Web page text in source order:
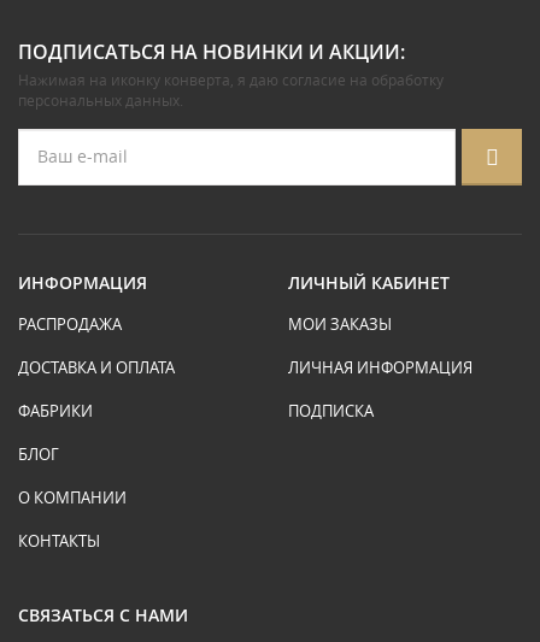
ПОДПИСАТЬСЯ НА НОВИНКИ И АКЦИИ:
Нажимая на иконку конверта, я даю согласие на обработку
персональных данных.
ИНФОРМАЦИЯ
РАСПРОДАЖА
ДОСТАВКА И ОПЛАТА
ФАБРИКИ
БЛОГ
О КОМПАНИИ
КОНТАКТЫ
ЛИЧНЫЙ КАБИНЕТ
МОИ ЗАКАЗЫ
ЛИЧНАЯ ИНФОРМАЦИЯ
ПОДПИСКА
СВЯЗАТЬСЯ С НАМИ